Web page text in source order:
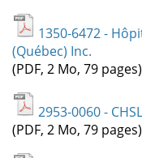
1350-6472 -
(Québec) Inc.
(PDF, 2 Mo, 79 pages)
2953-0060 -
(PDF, 2 Mo, 79 pages)